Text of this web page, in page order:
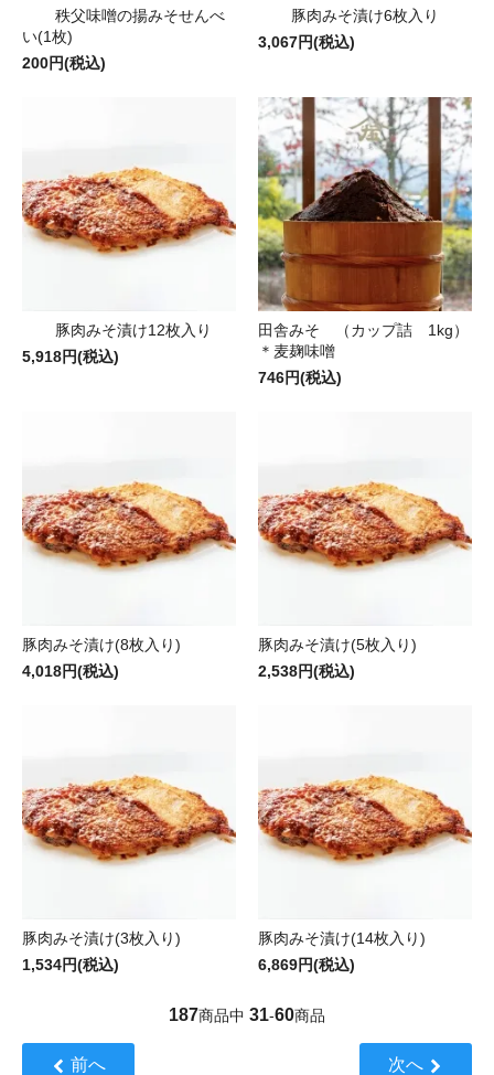
秩父味噌の揚みそせんべ
い(1枚)
200円(税込)
豚肉みそ漬け6枚入り
3,067円(税込)
豚肉みそ漬け12枚入り
5,918円(税込)
田舎みそ （カップ詰 1kg）
＊麦麹味噌
746円(税込)
豚肉みそ漬け(8枚入り)
4,018円(税込)
豚肉みそ漬け(5枚入り)
2,538円(税込)
豚肉みそ漬け(3枚入り)
1,534円(税込)
豚肉みそ漬け(14枚入り)
6,869円(税込)
187商品中 31-60商品
前へ 次へ